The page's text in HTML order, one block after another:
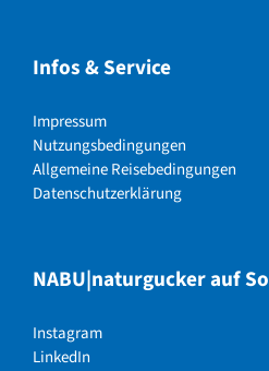
Infos & Service
Impressum
Nutzungsbedingungen
Allgemeine Reisebedingungen
Datenschutzerklärung
NABU|naturgucker auf
Instagram
LinkedIn